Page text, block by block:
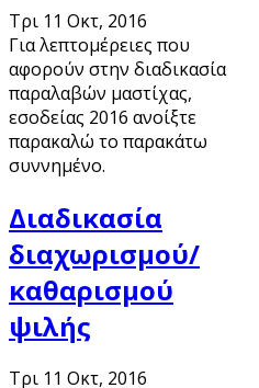
Τρι 11 Οκτ, 2016
Για λεπτομέρειες που
αφορούν στην διαδικασία
παραλαβών μαστίχας,
εσοδείας 2016 ανοίξτε
παρακαλώ το παρακάτω
συννημένο.
Διαδικασία
διαχωρισμού/
καθαρισμού
ψιλής
Τρι 11 Οκτ, 2016